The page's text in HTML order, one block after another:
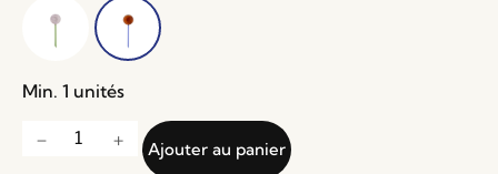
Min. 1 unités
Ajouter au panier